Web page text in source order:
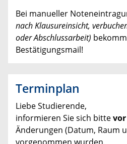
Bei manueller
nach Klausureinsicht,
oder Abschlussarbeit)
Bestätigungsmail!
Terminplan
Liebe Studierende,
informieren Sie sich bitte
Änderungen (Datum, Raum